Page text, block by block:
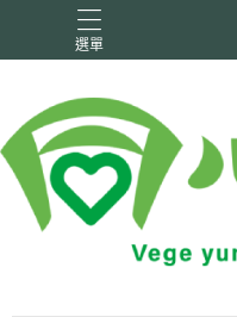
選單
純素 素火腿 素香鬆